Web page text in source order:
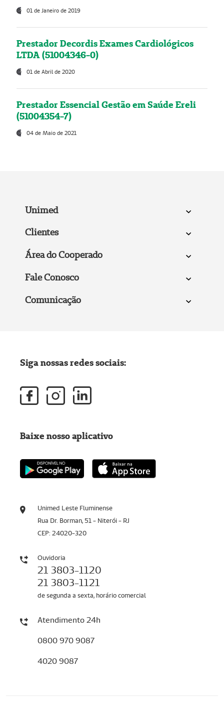
01 de Janeiro de 2019
Prestador Decordis Exames Cardiológicos
LTDA (51004346-0)
01 de Abril de 2020
Prestador Essencial Gestão em Saúde Ereli
(51004354-7)
04 de Maio de 2021
Unimed
Clientes
Área do Cooperado
Fale Conosco
Comunicação
Unimed Leste Fluminense
Rua Dr. Borman, 51 - Niterói - RJ
CEP: 24020-320
Ouvidoria
21 3803-1120
21 3803-1121
de segunda a sexta, horário comercial
Atendimento 24h
0800 970 9087
4020 9087
Siga nossas redes sociais:
Baixe nosso aplicativo